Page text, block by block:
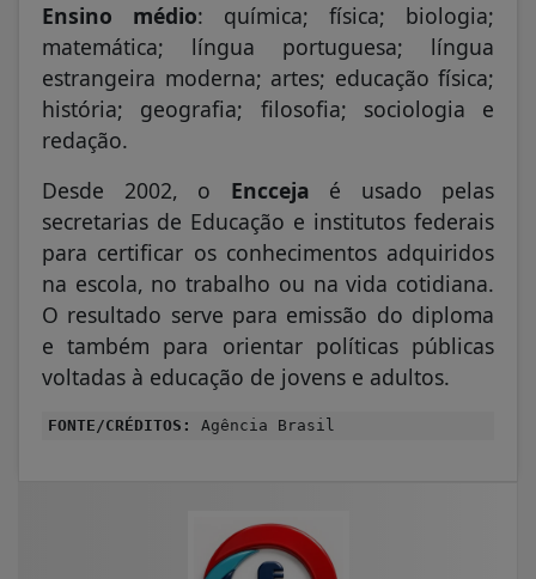
Ensino médio: química; física; biologia;
matemática; língua portuguesa; língua
estrangeira moderna; artes; educação física;
história; geografia; filosofia; sociologia e
redação.
Desde 2002, o Encceja é usado pelas
secretarias de Educação e institutos federais
para certificar os conhecimentos adquiridos
na escola, no trabalho ou na vida cotidiana.
O resultado serve para emissão do diploma
e também para orientar políticas públicas
voltadas à educação de jovens e adultos.
FONTE/CRÉDITOS: Agência Brasil